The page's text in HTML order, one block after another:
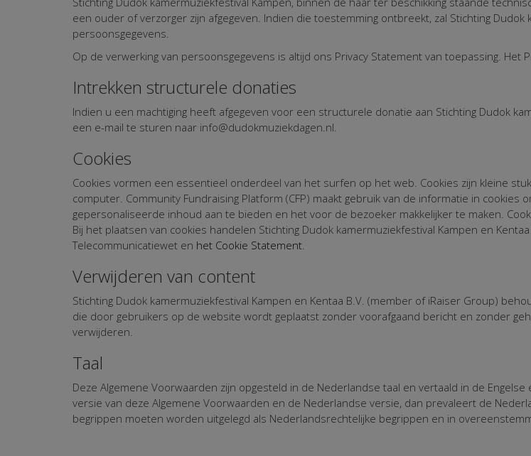
een ouder of verzorger zijn afgegeven. Indien die toestemming ontbreekt, zal Stichting
persoonsgegevens.
Op de verwerking van persoonsgegevens is altijd ons Privacy Statement van toepassing. Het
Intrekken structurele donaties
Indien u een machtiging heeft afgegeven voor een structurele donatie aan Stichting Dudok
een e-mail te sturen naar info@dudokmuziekdagen.nl.
Cookies
Cookies vormen een essentieel onderdeel van het surfen op het web. Cookies zijn kleine
computer. Community Fundraising Platform (CFP) maakt gebruik van de informatie in
gepersonaliseerde inhoud aan te bieden en het voor de bezoeker makkelijker te maken.
Bij het plaatsen van cookies handelen Stichting Dudok kamermuziekfestival Kampen en
Telecommunicatiewet en het Cookie Statement
Verwijderen van content
Stichting Dudok kamermuziekfestival Kampen en Kentaa B.V. (member of iRaiser Group)
die door gebruikers op de website wordt geplaatst zonder voorafgaand bericht en zonder
verwijderen.
Taal
Deze Algemene Voorwaarden zijn opgesteld in de Nederlandse taal en vertaald in de
versie van deze Algemene Voorwaarden en de Nederlandse versie, dan prevaleert de
begrippen moeten worden uitgelegd als Nederlandsrechtelijke begrippen en in